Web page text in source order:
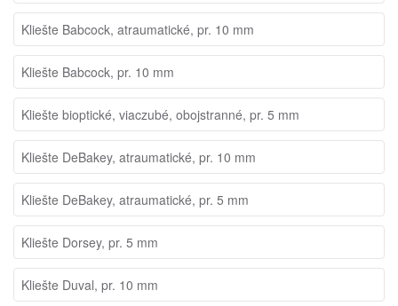
Kliešte Babcock, atraumatické, pr. 10 mm
Kliešte Babcock, pr. 10 mm
Kliešte bioptické, viaczubé, obojstranné, pr. 5 mm
Kliešte DeBakey, atraumatické, pr. 10 mm
Kliešte DeBakey, atraumatické, pr. 5 mm
Kliešte Dorsey, pr. 5 mm
Kliešte Duval, pr. 10 mm